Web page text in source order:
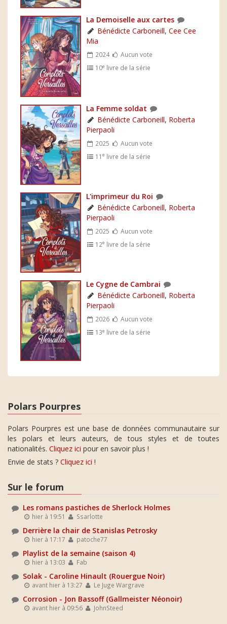
La Demoiselle aux cartes
Bénédicte Carboneill, Cee Cee
Mia
2024
Aucun vote
10e livre de la série
La Femme soldat
Bénédicte Carboneill, Roberta
Pierpaoli
2025
Aucun vote
11e livre de la série
L'imprimeur du Roi
Bénédicte Carboneill, Roberta
Pierpaoli
2025
Aucun vote
12e livre de la série
Le Cygne de Cambrai
Bénédicte Carboneill, Roberta
Pierpaoli
2026
Aucun vote
13e livre de la série
Polars Pourpres
Polars Pourpres est une base de données communautaire sur
les polars et leurs auteurs, de tous styles et de toutes
nationalités. Cliquez ici pour en savoir plus !
Envie de stats ? Cliquez ici !
Sur le forum
Les romans pastiches de Sherlock Holmes
hier à 19:51 Ssarlotte
Derrière la chair de Stanislas Petrosky
hier à 17:17 patoche77
Playlist de la semaine (saison 4)
hier à 13:03 Fab
Solak - Caroline Hinault (Rouergue Noir)
avant hier à 13:27 Le Juge Wargrave
Corrosion - Jon Bassoff (Gallmeister Néonoir)
avant hier à 09:56 JohnSteed